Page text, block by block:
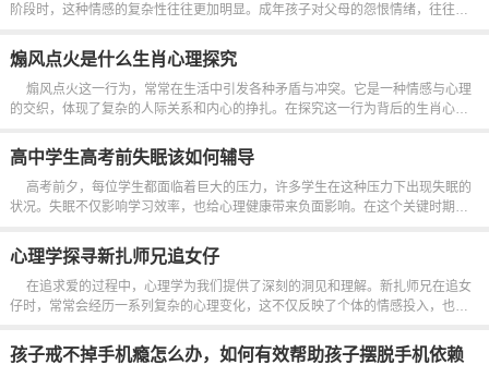
阶段时，这种情感的复杂性往往更加明显。成年孩子对父母的怨恨情绪，往往源
亲子关系。这些情绪如果得不到适当的疏导，将会对成年孩子的心理健康...
煽风点火是什么生肖心理探究
煽风点火这一行为，常常在生活中引发各种矛盾与冲突。它是一种情感与心理
的交织，体现了复杂的人际关系和内心的挣扎。在探究这一行为背后的生肖心理
种现象。许多人在生活中经历过被煽风点火的过程，或许是在职场中，或...
高中学生高考前失眠该如何辅导
高考前夕，每位学生都面临着巨大的压力，许多学生在这种压力下出现失眠的
状况。失眠不仅影响学习效率，也给心理健康带来负面影响。在这个关键时期，
源于对未来的焦虑。高考的结果直接关系到他们的大学选择和人生发展。...
心理学探寻新扎师兄追女仔
在追求爱的过程中，心理学为我们提供了深刻的洞见和理解。新扎师兄在追女
仔时，常常会经历一系列复杂的心理变化，这不仅反映了个体的情感投入，也揭
的渴望与不安。当新扎师兄对某个女孩产生兴趣时，这种情感的萌发往往...
孩子戒不掉手机瘾怎么办，如何有效帮助孩子摆脱手机依赖